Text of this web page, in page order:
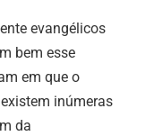
evangélicos
bem esse
em que o
inúmeras
da